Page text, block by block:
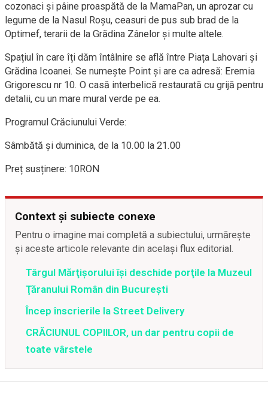
cozonaci și pâine proaspătă de la MamaPan, un aprozar cu
legume de la Nasul Roșu, ceasuri de pus sub brad de la
Optimef, terarii de la Grădina Zânelor și multe altele.
Spațiul în care îți dăm întâlnire se află între Piața Lahovari și
Grădina Icoanei. Se numește Point și are ca adresă: Eremia
Grigorescu nr 10. O casă interbelică restaurată cu grijă pentru
detalii, cu un mare mural verde pe ea.
Programul Crăciunului Verde:
Sâmbătă și duminica, de la 10.00 la 21.00
Preț susținere: 10RON
Context și subiecte conexe
Pentru o imagine mai completă a subiectului, urmărește
și aceste articole relevante din același flux editorial.
Târgul Mărţişorului îşi deschide porţile la Muzeul
Ţăranului Român din Bucureşti
Încep înscrierile la Street Delivery
CRĂCIUNUL COPIILOR, un dar pentru copii de
toate vârstele